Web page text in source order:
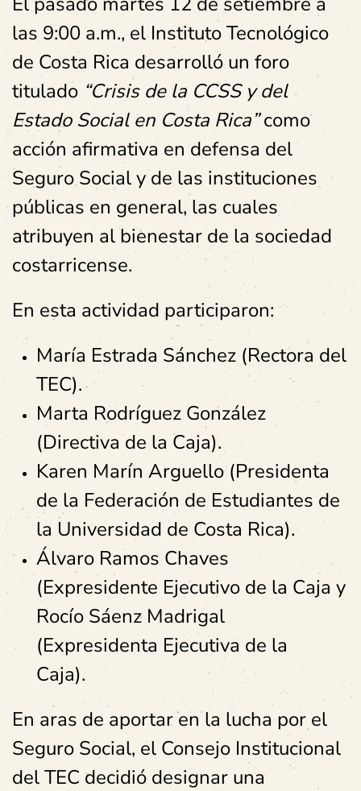
las 9:00 a.m., el Instituto Tecnológico
de Costa Rica desarrolló un foro
titulado “Crisis de la CCSS y del
Estado Social en Costa Rica”como
acción afirmativa en defensa del
Seguro Social y de las instituciones
públicas en general, las cuales
atribuyen al bienestar de la sociedad
costarricense.
En esta actividad participaron:
María Estrada Sánchez (Rectora del
TEC).
Marta Rodríguez González
(Directiva de la Caja).
Karen Marín Arguello (Presidenta
de la Federación de Estudiantes de
la Universidad de Costa Rica).
Álvaro Ramos Chaves
(Expresidente Ejecutivo de la Caja y
Rocío Sáenz Madrigal
(Expresidenta Ejecutiva de la
Caja).
En aras de aportar en la lucha por el
Seguro Social, el Consejo Institucional
del TEC decidió designar una